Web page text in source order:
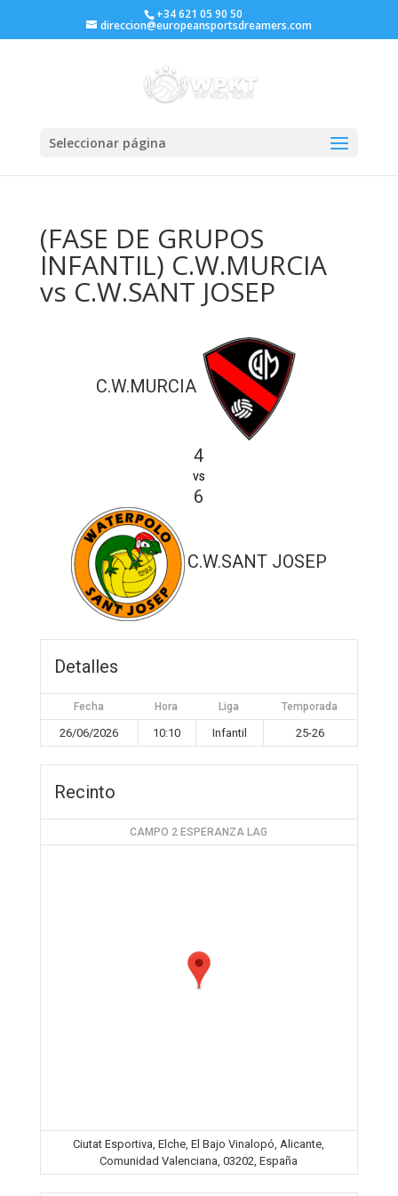
+34 621 05 90 50
direccion@europeansportsdreamers.com
Seleccionar página
(FASE DE GRUPOS
INFANTIL) C.W.MURCIA
vs C.W.SANT JOSEP
C.W.MURCIA
4
vs
6
C.W.SANT JOSEP
Detalles
Fecha Hora Liga Temporada
26/06/2026 10:10 Infantil 25-26
Recinto
CAMPO 2 ESPERANZA LAG
Ciutat Esportiva, Elche, El Bajo Vinalopó, Alicante,
Comunidad Valenciana, 03202, España